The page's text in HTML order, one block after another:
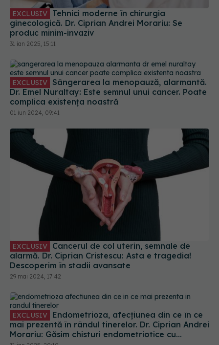
EXCLUSIV Tehnici moderne în chirurgia
ginecologică. Dr. Ciprian Andrei Morariu: Se
produc minim-invaziv
31 ian 2025, 15:11
EXCLUSIV Sângerarea la menopauză, alarmantă.
Dr. Emel Nuraltay: Este semnul unui cancer. Poate
complica existența noastră
01 iun 2024, 09:41
alarmă. Dr. Ciprian Cristescu: Asta e tragedia!
Descoperim în stadii avansate
29 mai 2024, 17:42
EXCLUSIV Endometrioza, afecțiunea din ce în ce
mai prezentă în rândul tinerelor. Dr. Ciprian Andrei
Morariu: Găsim chisturi endometriotice cu
dimensiuni și volum crescut
31 ian 2025, 20:10